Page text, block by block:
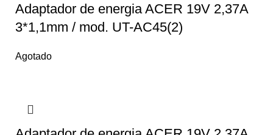
Adaptador de energia ACER 19V 2,37A
3*1,1mm / mod. UT-AC45(2)
Agotado